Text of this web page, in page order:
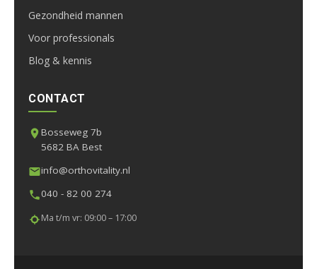
Gezondheid mannen
Voor professionals
Blog & kennis
CONTACT
Bosseweg 7b
5682 BA Best
info@orthovitality.nl
040 - 82 00 274
Ma t/m vr: 09:00 – 17:00